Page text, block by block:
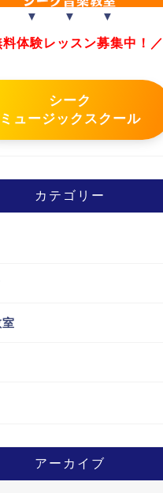
▼ ▼ ▼
料体験レッスン募集中！／
シーク
ミュージックスクール
カテゴリー
アーカイブ